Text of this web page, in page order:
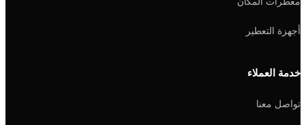
أجهزة التعطير
خدمة العملاء
تواصل معنا